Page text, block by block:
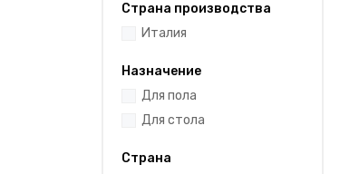
Страна производства
Италия
Назначение
Для пола
Для стола
Страна